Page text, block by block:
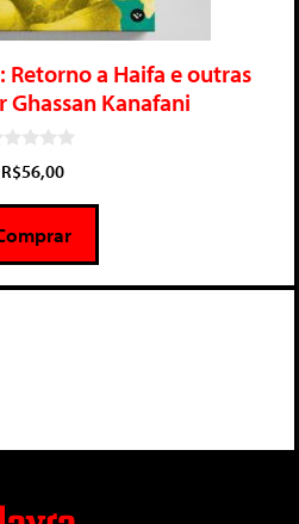
Retorno a Haifa e outras
Ghassan Kanafani
R$56,00